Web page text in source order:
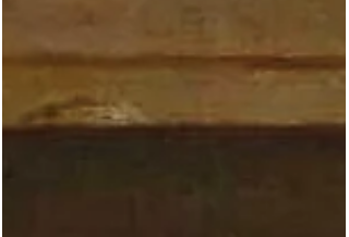
Briefmarken. Abb. 1: Block der Russischen Post
Jewge